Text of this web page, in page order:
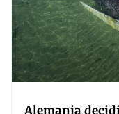
Alemania